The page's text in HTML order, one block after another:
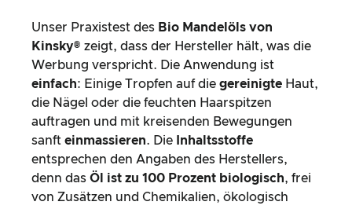
Unser Praxistest des Bio Mandelöls von
Kinsky® zeigt, dass der Hersteller hält, was die
Werbung verspricht. Die Anwendung ist
einfach: Einige Tropfen auf die gereinigte Haut,
die Nägel oder die feuchten Haarspitzen
auftragen und mit kreisenden Bewegungen
sanft einmassieren. Die
Inhaltsstoffe
entsprechen den Angaben des Herstellers,
denn das Öl ist zu 100 Prozent biologisch, frei
von Zusätzen und Chemikalien, ökologisch